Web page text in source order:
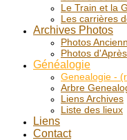
Le Train et la
Les carrières
Archives Photos
Photos
Photos
Généalogie
Genealogie -
Arbre
Liens Archives
Liste des lieux
Liens
Contact